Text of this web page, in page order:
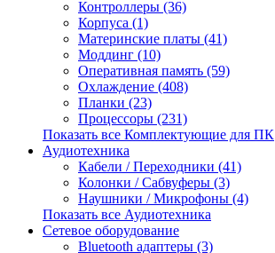
Контроллеры (36)
Корпуса (1)
Материнские платы (41)
Моддинг (10)
Оперативная память (59)
Охлаждение (408)
Планки (23)
Процессоры (231)
Показать все Комплектующие для ПК
Аудиотехника
Кабели / Переходники (41)
Колонки / Сабвуферы (3)
Наушники / Микрофоны (4)
Показать все Аудиотехника
Сетевое оборудование
Bluetooth адаптеры (3)